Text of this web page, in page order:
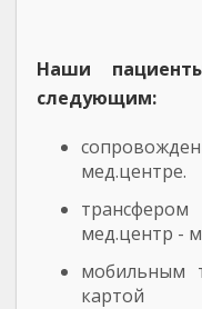
Наши
следующим:
мед.центре.
мед.центр -
мобильным
картой